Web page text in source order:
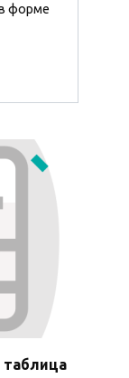
форме
таблица